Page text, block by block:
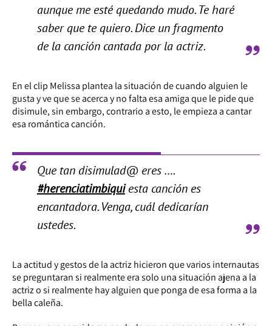
aunque me esté quedando mudo. Te haré
saber que te quiero. Dice un fragmento
de la canción cantada por la actriz.
En el clip Melissa plantea la situación de cuando alguien le
gusta y ve que se acerca y no falta esa amiga que le pide que
disimule, sin embargo, contrario a esto, le empieza a cantar
esa romántica canción.
Que tan disimulad@ eres ….
#herenciatimbiquiesta canción es
encantadora. Venga, cuál dedicarían
ustedes.
La actitud y gestos de la actriz hicieron que varios internautas
se preguntaran si realmente era solo una situación ajena a la
actriz o si realmente hay alguien que ponga de esa forma a la
bella caleña.